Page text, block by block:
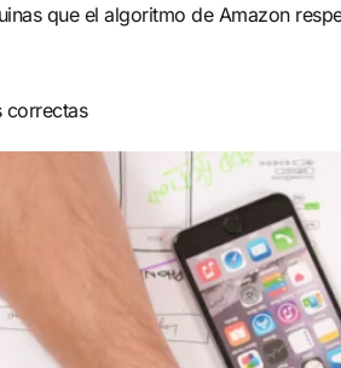
que el algoritmo de Amazon
correctas